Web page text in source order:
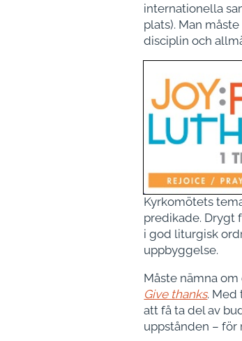
internationella
plats). Man
disciplin och
Kyrkomötets
predikade. Drygt
i god liturgisk
uppbyggelse.
Måste nämna
Give thanks. Med
att få ta del av
uppstånden – för